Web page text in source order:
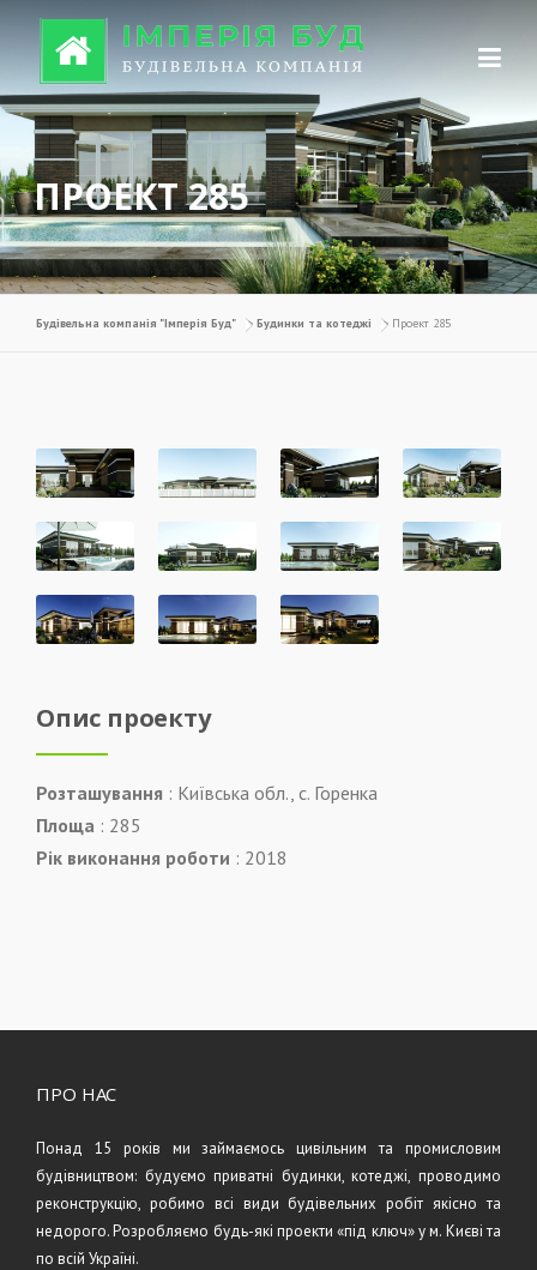
Перейти до вмісту
ПРОЕКТ 285
Будівельна компанія "Імперія Буд" > Будинки та котеджі > Проект 285
Опис проекту
Розташування : Київська обл., с. Горенка
Площа : 285
Рік виконання роботи : 2018
ПРО НАС
Понад 15 років ми займаємось цивільним та промисловим
будівництвом: будуємо приватні будинки, котеджі, проводимо
реконструкцію, робимо всі види будівельних робіт якісно та
недорого. Розробляємо будь-які проекти «під ключ» у м. Києві та
по всій Україні.